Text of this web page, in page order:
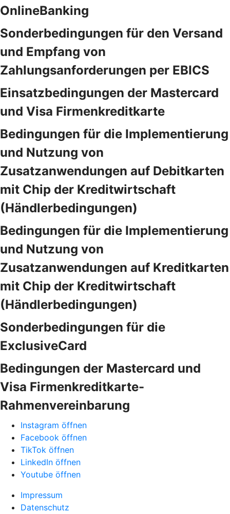
OnlineBanking
Sonderbedingungen für den Versand
und Empfang von
Zahlungsanforderungen per EBICS
Einsatzbedingungen der Mastercard
und Visa Firmenkreditkarte
Bedingungen für die Implementierung
und Nutzung von
Zusatzanwendungen auf Debitkarten
mit Chip der Kreditwirtschaft
(Händlerbedingungen)
Bedingungen für die Implementierung
und Nutzung von
Zusatzanwendungen auf Kreditkarten
mit Chip der Kreditwirtschaft
(Händlerbedingungen)
Sonderbedingungen für die
ExclusiveCard
Bedingungen der Mastercard und
Visa Firmenkreditkarte-
Rahmenvereinbarung
Instagram öffnen
Facebook öffnen
TikTok öffnen
LinkedIn öffnen
Youtube öffnen
Impressum
Datenschutz